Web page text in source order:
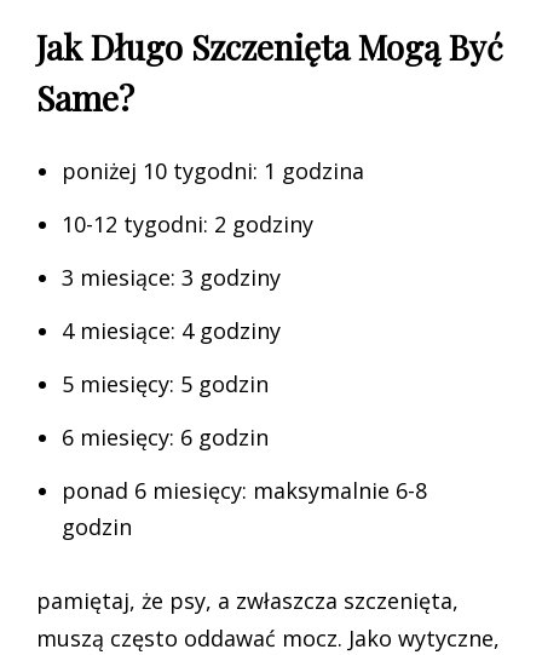
Jak Długo Szczenięta Mogą Być
Same?
poniżej 10 tygodni: 1 godzina
10-12 tygodni: 2 godziny
3 miesiące: 3 godziny
4 miesiące: 4 godziny
5 miesięcy: 5 godzin
6 miesięcy: 6 godzin
ponad 6 miesięcy: maksymalnie 6-8
godzin
pamiętaj, że psy, a zwłaszcza szczenięta,
muszą często oddawać mocz. Jako wytyczne,